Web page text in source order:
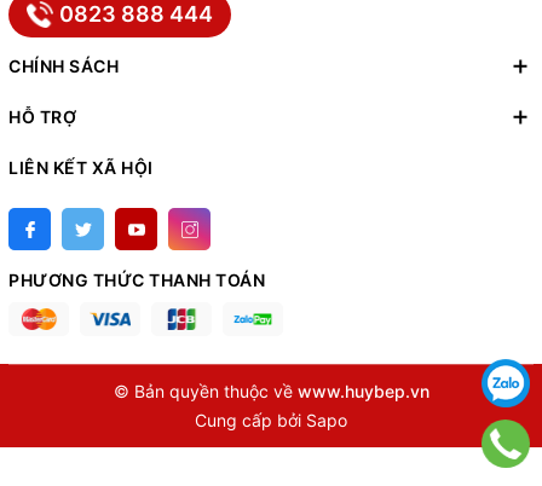
0823 888 444
CHÍNH SÁCH
HỖ TRỢ
LIÊN KẾT XÃ HỘI
PHƯƠNG THỨC THANH TOÁN
© Bản quyền thuộc về www.huybep.vn
Cung cấp bởi Sapo